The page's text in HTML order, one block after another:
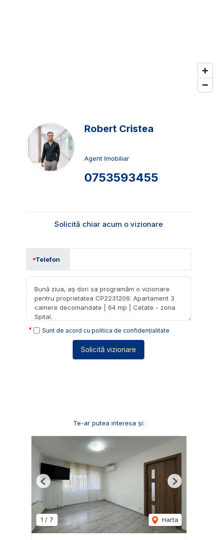
Robert Cristea
Agent Imobiliar
0753593455
Solicită chiar acum o vizionare
Telefon
Sunt de acord cu politica de confidențialitate
Solicită vizionare
Te-ar putea interesa și:
1 / 7 Harta
Previous Next